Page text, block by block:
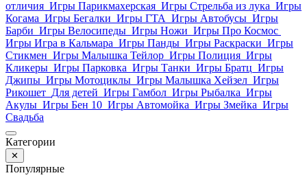
отличия Игры Парикмахерская Игры Стрельба из лука Игры
Когама Игры Бегалки Игры ГТА Игры Автобусы Игры
Барби Игры Велосипеды Игры Ножи Игры Про Космос
Игры Игра в Кальмара Игры Панды Игры Раскраски Игры
Стикмен Игры Малышка Тейлор Игры Полиция Игры
Кликеры Игры Парковка Игры Танки Игры Братц Игры
Джипы Игры Мотоциклы Игры Малышка Хейзел Игры
Рикошет Для детей Игры Гамбол Игры Рыбалка Игры
Акулы Игры Бен 10 Игры Автомойка Игры Змейка Игры
Свадьба
Категории
✕
Популярные